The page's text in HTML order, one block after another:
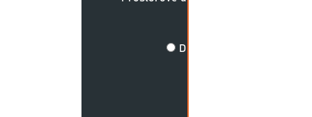
Do 150 000 Kč